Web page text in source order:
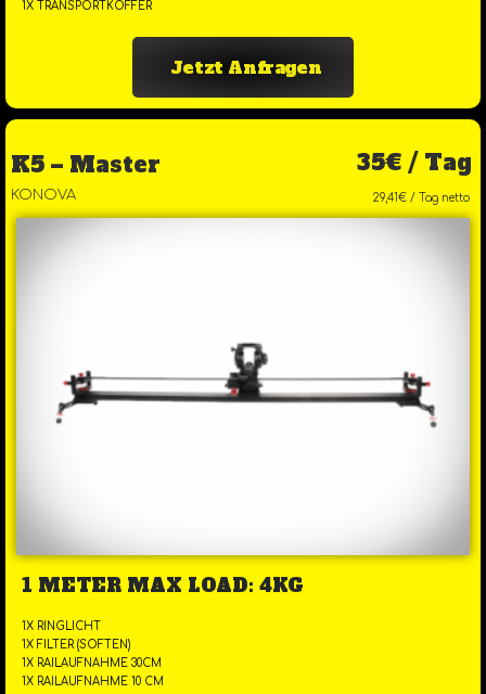
1X TRANSPORTKOFFER
Jetzt Anfragen
K5 – Master 35€ / Tag
KONOVA 29,41€ / Tag netto
1 METER MAX LOAD: 4KG
1X RINGLICHT
1X FILTER (SOFTEN)
1X RAILAUFNAHME 30CM
1X RAILAUFNAHME 10 CM